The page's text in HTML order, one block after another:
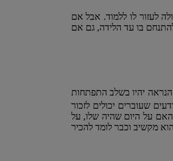
לעזור לו ללמוד. אבל אם
בו עד הלידה, גם אם
יהיו בשלב התפתחות
שעוברים יכולים לזכור
על היום שהיה שלו, על
מקשיב וכבר לומד להכיר